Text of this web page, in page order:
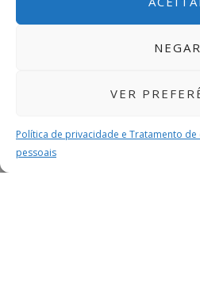
NEGAR
VER
Política de privacidade e Tratamento
pessoais